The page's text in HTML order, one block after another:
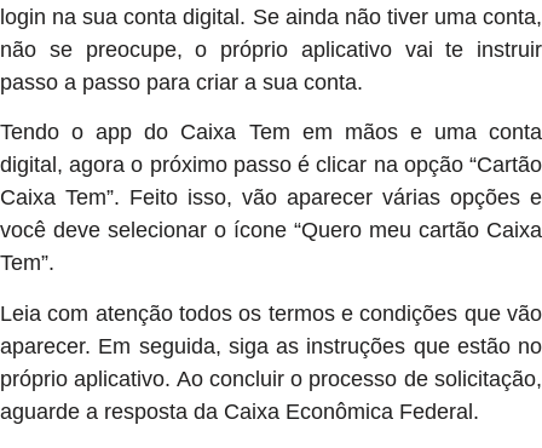
login na sua conta digital. Se ainda não tiver uma conta,
não se preocupe, o próprio aplicativo vai te instruir
passo a passo para criar a sua conta.
Tendo o app do Caixa Tem em mãos e uma conta
digital, agora o próximo passo é clicar na opção “Cartão
Caixa Tem”. Feito isso, vão aparecer várias opções e
você deve selecionar o ícone “Quero meu cartão Caixa
Tem”.
Leia com atenção todos os termos e condições que vão
aparecer. Em seguida, siga as instruções que estão no
próprio aplicativo. Ao concluir o processo de solicitação,
aguarde a resposta da Caixa Econômica Federal.